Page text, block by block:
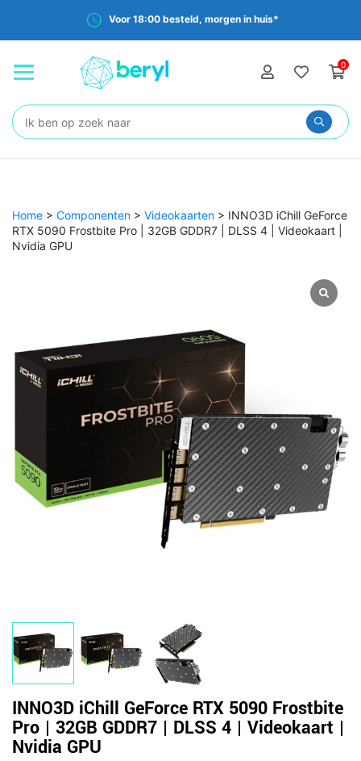
Voor 18:00 besteld, morgen in huis*
0
Zoeken:
Home > Componenten > Videokaarten > INNO3D iChill GeForce
RTX 5090 Frostbite Pro | 32GB GDDR7 | DLSS 4 | Videokaart |
Nvidia GPU
INNO3D iChill GeForce RTX 5090 Frostbite
Pro | 32GB GDDR7 | DLSS 4 | Videokaart |
Nvidia GPU